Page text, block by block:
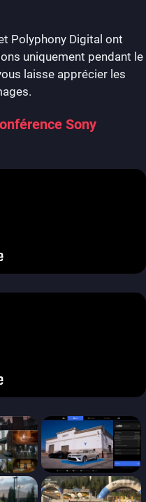
Polyphony Digital ont
uniquement pendant le
laisse apprécier les
Sony